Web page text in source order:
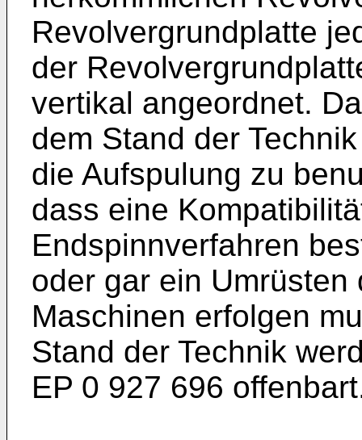
Revolvergrundplatte
der
vertikal angeordnet.
dem Stand der
die Aufspulung zu
dass eine
Endspinnverfahren
oder gar ein
Maschinen erfolgen
Stand der Technik
EP 0 927 696